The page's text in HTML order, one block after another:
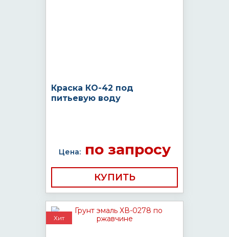
Краска КО-42 под
питьевую воду
Цена:по запросу
КУПИТЬ
Хит